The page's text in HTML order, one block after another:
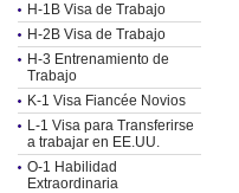
H-1B Visa de Trabajo
H-2B Visa de Trabajo
H-3 Entrenamiento de
Trabajo
K-1 Visa Fiancée Novios
L-1 Visa para Transferirse
a trabajar en EE.UU.
O-1 Habilidad
Extraordinaria